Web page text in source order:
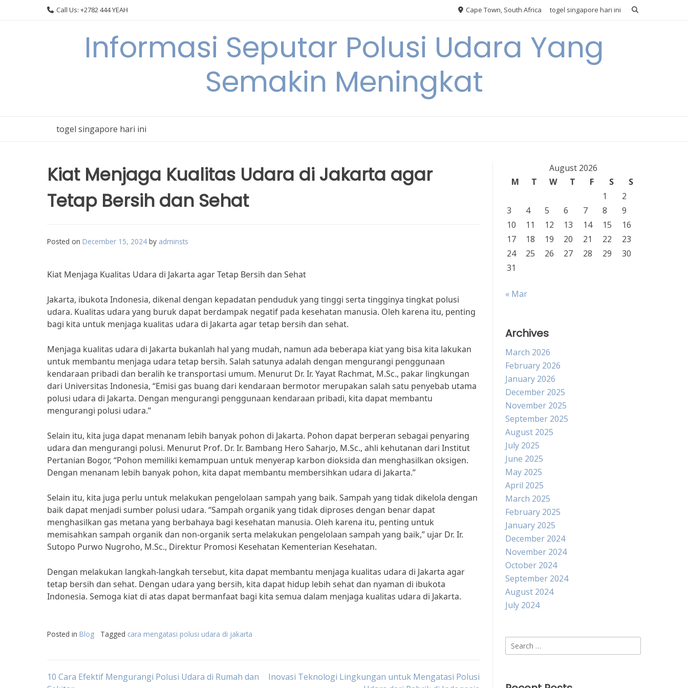
Call Us: +2782 444 YEAH Cape Town, South Africa togel singapore hari ini
Informasi Seputar Polusi Udara Yang
Semakin Meningkat
togel singapore hari ini
Kiat Menjaga Kualitas Udara di Jakarta agar
Tetap Bersih dan Sehat
Posted on December 15, 2024 by adminsts
Kiat Menjaga Kualitas Udara di Jakarta agar Tetap Bersih dan Sehat
Jakarta, ibukota Indonesia, dikenal dengan kepadatan penduduk yang tinggi serta tingginya tingkat polusi
udara. Kualitas udara yang buruk dapat berdampak negatif pada kesehatan manusia. Oleh karena itu, penting
bagi kita untuk menjaga kualitas udara di Jakarta agar tetap bersih dan sehat.
Menjaga kualitas udara di Jakarta bukanlah hal yang mudah, namun ada beberapa kiat yang bisa kita lakukan
untuk membantu menjaga udara tetap bersih. Salah satunya adalah dengan mengurangi penggunaan
kendaraan pribadi dan beralih ke transportasi umum. Menurut Dr. Ir. Yayat Rachmat, M.Sc., pakar lingkungan
dari Universitas Indonesia, “Emisi gas buang dari kendaraan bermotor merupakan salah satu penyebab utama
polusi udara di Jakarta. Dengan mengurangi penggunaan kendaraan pribadi, kita dapat membantu
mengurangi polusi udara.”
Selain itu, kita juga dapat menanam lebih banyak pohon di Jakarta. Pohon dapat berperan sebagai penyaring
udara dan mengurangi polusi. Menurut Prof. Dr. Ir. Bambang Hero Saharjo, M.Sc., ahli kehutanan dari Institut
Pertanian Bogor, “Pohon memiliki kemampuan untuk menyerap karbon dioksida dan menghasilkan oksigen.
Dengan menanam lebih banyak pohon, kita dapat membantu membersihkan udara di Jakarta.”
Selain itu, kita juga perlu untuk melakukan pengelolaan sampah yang baik. Sampah yang tidak dikelola dengan
baik dapat menjadi sumber polusi udara. “Sampah organik yang tidak diproses dengan benar dapat
menghasilkan gas metana yang berbahaya bagi kesehatan manusia. Oleh karena itu, penting untuk
memisahkan sampah organik dan non-organik serta melakukan pengelolaan sampah yang baik,” ujar Dr. Ir.
Sutopo Purwo Nugroho, M.Sc., Direktur Promosi Kesehatan Kementerian Kesehatan.
Dengan melakukan langkah-langkah tersebut, kita dapat membantu menjaga kualitas udara di Jakarta agar
tetap bersih dan sehat. Dengan udara yang bersih, kita dapat hidup lebih sehat dan nyaman di ibukota
Indonesia. Semoga kiat di atas dapat bermanfaat bagi kita semua dalam menjaga kualitas udara di Jakarta.
Posted in Blog Tagged cara mengatasi polusi udara di jakarta
Post
10 Cara Efektif Mengurangi Polusi Udara di Rumah dan
Inovasi Teknologi Lingkungan untuk Mengatasi Polusi
August 2026
M
T W T F S
S
1
2
3
4 5 6 7 8
9
10
11 12 13 14 15
16
17
18 19 20 21 22
23
24
25 26 27 28 29
30
31
« Mar
Archives
March 2026
February 2026
January 2026
December 2025
November 2025
September 2025
August 2025
July 2025
June 2025
May 2025
April 2025
March 2025
February 2025
January 2025
December 2024
November 2024
October 2024
September 2024
August 2024
July 2024
Search
for: